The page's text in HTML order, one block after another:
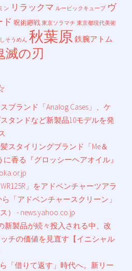
ン リラックマ ルービックキューブ ヴ
ド 呪術廻戦 東京ソラマチ 東京都現代美術
そうめん 秋葉原 鉄腕アトム
滅の刃
ブランド「Analog Cases」、ケ
タンドなど新製品10モデルを発
スタイリングブランド「Me＆
香る『グロッシーヘアオイル』
」をアドベンチャーツアラ
「アドベンチャースクリーン」
） - news.yahoo.co.jp
新製品が続々投入される中、改
チの価値を見直す【イニシャル
「借りて返す」時代へ。新リー